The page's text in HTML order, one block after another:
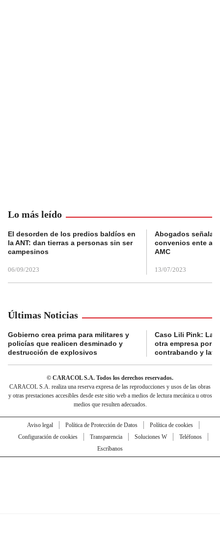
Lo más leído
El desorden de los predios baldíos en
la ANT: dan tierras a personas sin ser
campesinos
06/09/2023
Abogados
convenios ente
AMC
13/07/2023
Últimas Noticias
Gobierno crea prima para militares y
policías que realicen desminado y
destrucción de explosivos
Caso Lili Pink: La
otra empresa por
contrabando y
© CARACOL S.A. Todos los derechos reservados.
CARACOL S.A. realiza una reserva expresa de las reproducciones y usos de las obras
y otras prestaciones accesibles desde este sitio web a medios de lectura mecánica u otros
medios que resulten adecuados.
Aviso legal Política de Protección de Datos
Política de cookies
Configuración de cookies
Transparencia Soluciones W
Teléfonos
Escríbanos